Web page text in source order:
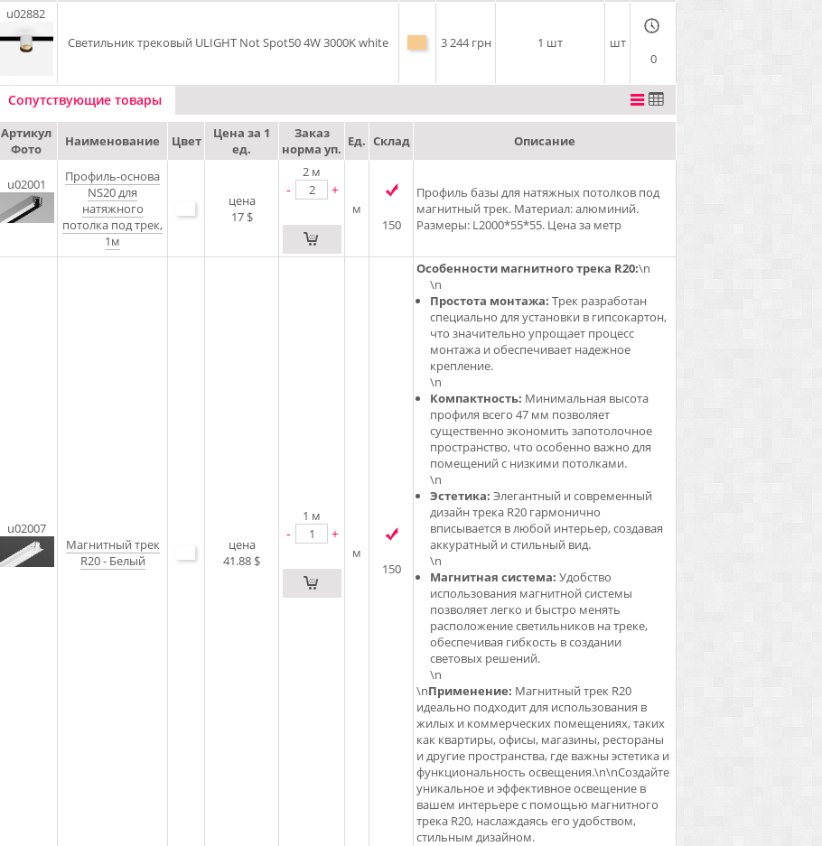
u02882
Светильник трековый ULIGHT Not Spot50 4W 3000K white
3 244 грн 1 шт
шт
0
Сопутствующие товары
Артикул
Фото
Наименование Цвет
Цена за 1
ед.
Заказ
норма уп. Ед. Склад Описание
u02001
Профиль-основа
NS20 для
натяжного
потолка под трек,
1м
цена
17 $
2 м
- +
м
150
Профиль базы для натяжных потолков под
магнитный трек. Материал: алюминий.
Размеры: L2000*55*55. Цена за метр
u02007
Магнитный трек
R20 - Белый
цена
41.88 $
1 м
- +
м
150
Особенности магнитного трека R20:\n
\n
Простота монтажа: Трек разработан
специально для установки в гипсокартон,
что значительно упрощает процесс
монтажа и обеспечивает надежное
крепление.
\n
Компактность: Минимальная высота
профиля всего 47 мм позволяет
существенно экономить запотолочное
пространство, что особенно важно для
помещений с низкими потолками.
\n
Эстетика: Элегантный и современный
дизайн трека R20 гармонично
вписывается в любой интерьер, создавая
аккуратный и стильный вид.
\n
Магнитная система: Удобство
использования магнитной системы
позволяет легко и быстро менять
расположение светильников на треке,
обеспечивая гибкость в создании
световых решений.
\n
\nПрименение: Магнитный трек R20
идеально подходит для использования в
жилых и коммерческих помещениях, таких
как квартиры, офисы, магазины, рестораны
и другие пространства, где важны эстетика и
функциональность освещения.\n\nСоздайте
уникальное и эффективное освещение в
вашем интерьере с помощью магнитного
трека R20, наслаждаясь его удобством,
стильным дизайном.